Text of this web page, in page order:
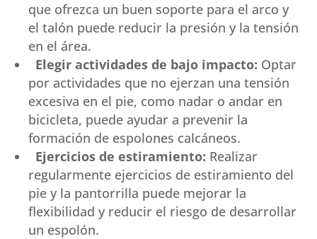
que ofrezca un buen soporte para el arco y
el talón puede reducir la presión y la tensión
en el área.
Elegir actividades de bajo impacto: Optar
por actividades que no ejerzan una tensión
excesiva en el pie, como nadar o andar en
bicicleta, puede ayudar a prevenir la
formación de espolones calcáneos.
Ejercicios de estiramiento: Realizar
regularmente ejercicios de estiramiento del
pie y la pantorrilla puede mejorar la
flexibilidad y reducir el riesgo de desarrollar
un espolón.